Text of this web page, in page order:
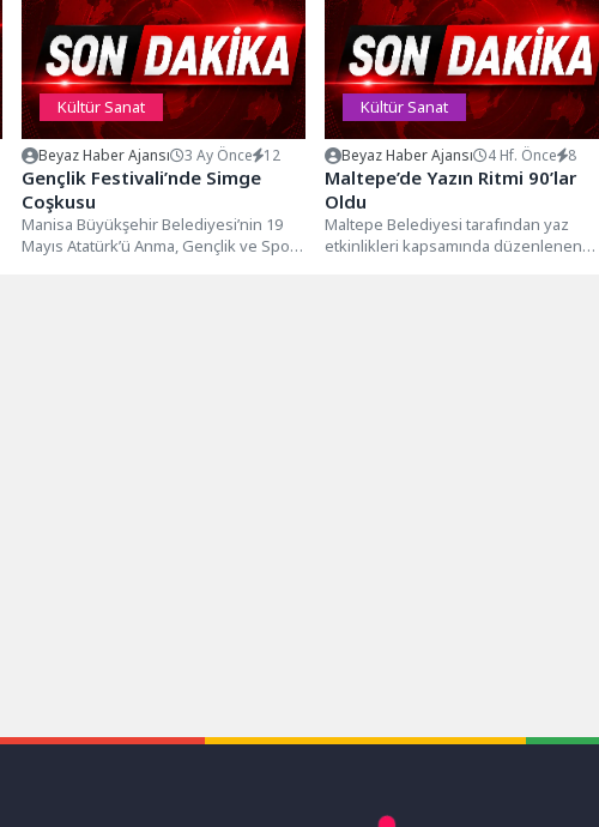
Kültür Sanat
Beyaz Haber Ajansı 3 Ay Önce 12
Gençlik Festivali’nde Simge
Coşkusu
Manisa Büyükşehir Belediyesi’nin 19
Mayıs Atatürk’ü Anma, Gençlik ve Spor
Kültür Sanat
Beyaz Haber Ajansı 4 Hf. Önce 8
Maltepe’de Yazın Ritmi 90’lar
Oldu
Maltepe Belediyesi tarafından yaz
etkinlikleri kapsamında düzenlenen